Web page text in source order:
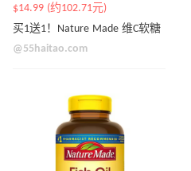
$14.99 (约102.71元)
买1送1！Nature Made 维C软糖
@55haitao.com